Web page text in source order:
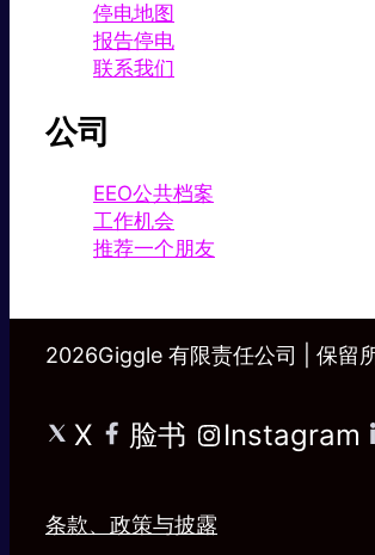
停电地图
报告停电
联系我们
公司
EEO公共档案
工作机会
推荐一个朋友
2026Giggle 有限责任公司 | 保留
X 脸书 Instagram
条款、政策与披露